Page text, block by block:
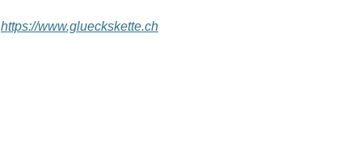
https://www.glueckskette.ch